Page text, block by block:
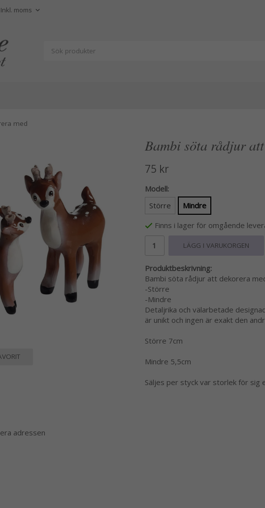
med
Bambi söta rådjur
75 kr
Modell:
Större
Mindre
Finns i lager för omgående
LÄGG I VARUKORGEN
Produktbeskrivning:
Bambi söta rådjur att dekorera
-Större
-Mindre
Detaljrika och välarbetade
är unikt och ingen är exakt den
Större 7cm
Mindre 5,5cm
Säljes per styck var storlek för sig
adressen